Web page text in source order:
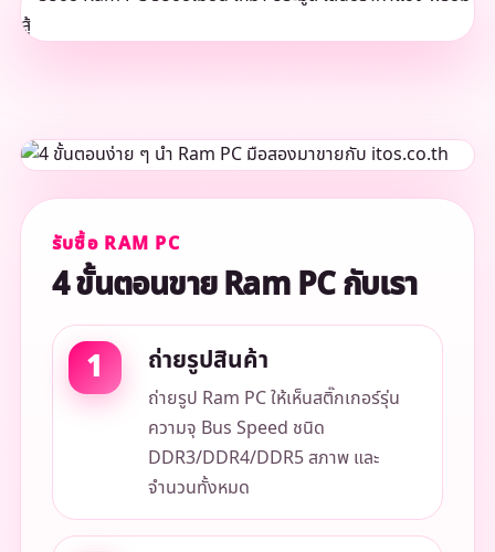
รับซื้อ RAM PC
4 ขั้นตอนขาย Ram PC กับเรา
ถ่ายรูปสินค้า
ถ่ายรูป Ram PC ให้เห็นสติ๊กเกอร์รุ่น
ความจุ Bus Speed ชนิด
DDR3/DDR4/DDR5 สภาพ และ
จำนวนทั้งหมด